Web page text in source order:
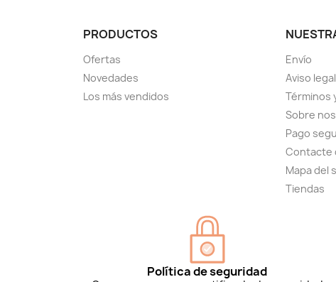
PRODUCTOS
Ofertas
Novedades
Los más vendidos
Envío
Aviso legal
Términos
Sobre
Pago
Contacte
Mapa del
Tiendas
Política de seguridad